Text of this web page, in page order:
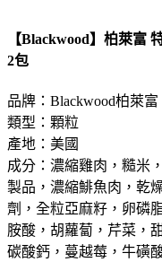
【Blackwood】柏萊富
2包
品牌：Blackwood柏萊富
類型：顆粒
產地：美國
成分：濃縮雞肉，糙米
製品，濃縮鯡魚肉，乾
劑，全粒亞麻籽，卵磷
胺酸，胡蘿蔔，芹菜，
碳酸鈣，蔓越莓，牛磺